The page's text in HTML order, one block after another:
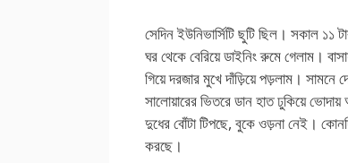
সেদিন ইউনিভার্সিটি ছুটি ছিল। সকাল
ঘর থেকে বেরিয়ে ডাইনিং রুমে গেলাম।
গিয়ে দরজার মুখে দাঁড়িয়ে পড়লাম। সামনে
সালোয়ারের ভিতরে ডান হাত ঢুকিয়ে
দুধের বোঁটা টিপছে, বুকে ওড়না নেই।
করছে।